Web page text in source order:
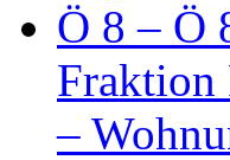
Ö 8 – Ö
Fraktion
–